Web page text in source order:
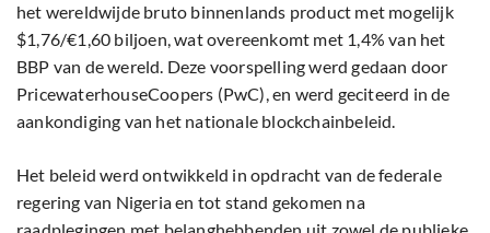
het wereldwijde bruto binnenlands product met mogelijk
$1,76/€1,60 biljoen, wat overeenkomt met 1,4% van het
BBP van de wereld. Deze voorspelling werd gedaan door
PricewaterhouseCoopers (PwC), en werd geciteerd in de
aankondiging van het nationale blockchainbeleid.
Het beleid werd ontwikkeld in opdracht van de federale
regering van Nigeria en tot stand gekomen na